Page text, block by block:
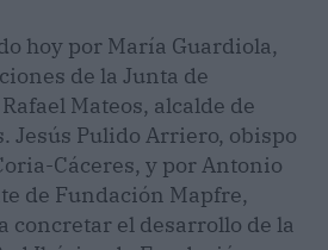
hoy por María Guardiola,
de la Junta de
Mateos, alcalde de
Jesús Pulido Arriero, obispo
Cáceres, y por Antonio
de Fundación Mapfre,
concretar el desarrollo de la